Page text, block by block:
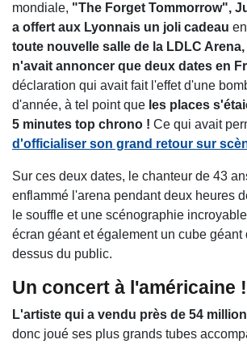
mondiale, "The Forget Tommorrow",
a offert aux Lyonnais un joli cadeau
toute nouvelle salle de la LDLC
n'avait annoncer que deux dates en
déclaration qui avait fait l'effet d'une
d'année, à tel point que les places
5 minutes top chrono ! Ce qui avait
d'officialiser son grand retour sur
Sur ces deux dates, le chanteur de 43
enflammé l'arena pendant deux heures
le souffle et une scénographie
écran géant et également un cube géant
dessus du public.
Un concert à l'américaine !
L'artiste qui a vendu près de 54
donc joué ses plus grands tubes